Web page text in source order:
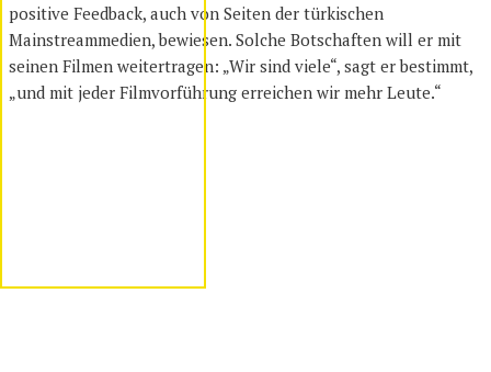
positive Feedback, auch von Seiten der türkischen
Mainstreammedien, bewiesen. Solche Botschaften will er mit
seinen Filmen weitertragen: „Wir sind viele“, sagt er bestimmt,
„und mit jeder Filmvorführung erreichen wir mehr Leute.“